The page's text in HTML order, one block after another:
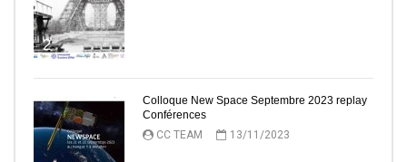
2
Colloque New Space Septembre 2023 replay
Conférences
CC TEAM
13/11/2023